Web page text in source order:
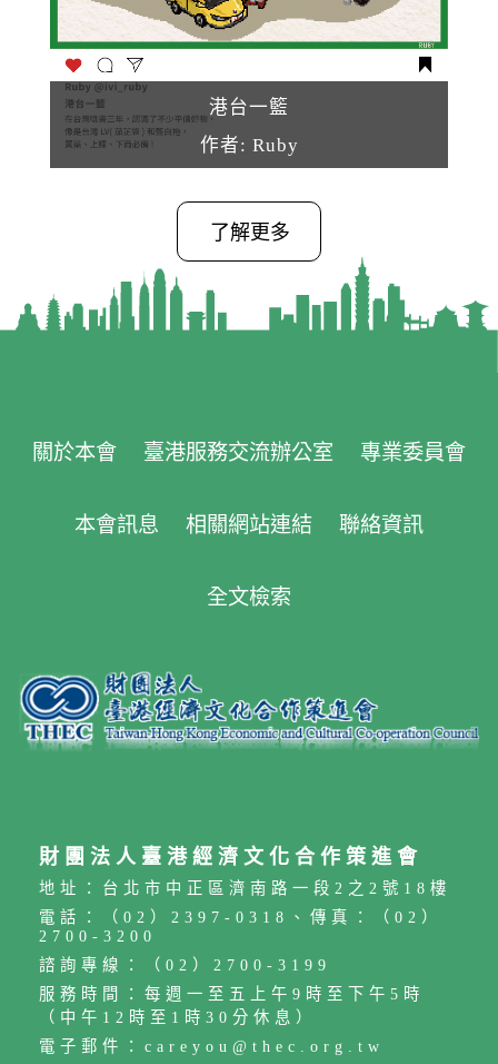
港台一籃
作者: Ruby
了解更多
關於本會 臺港服務交流辦公室 專業委員會
本會訊息 相關網站連結 聯絡資訊
全文檢索
財團法人臺港經濟文化合作策進會
地址：台北市中正區濟南路一段2之2號18樓
電話：（02）2397-0318、傳真：（02）
2700-3200
諮詢專線：（02）2700-3199
服務時間：每週一至五上午9時至下午5時
（中午12時至1時30分休息）
電子郵件：careyou@thec.org.tw